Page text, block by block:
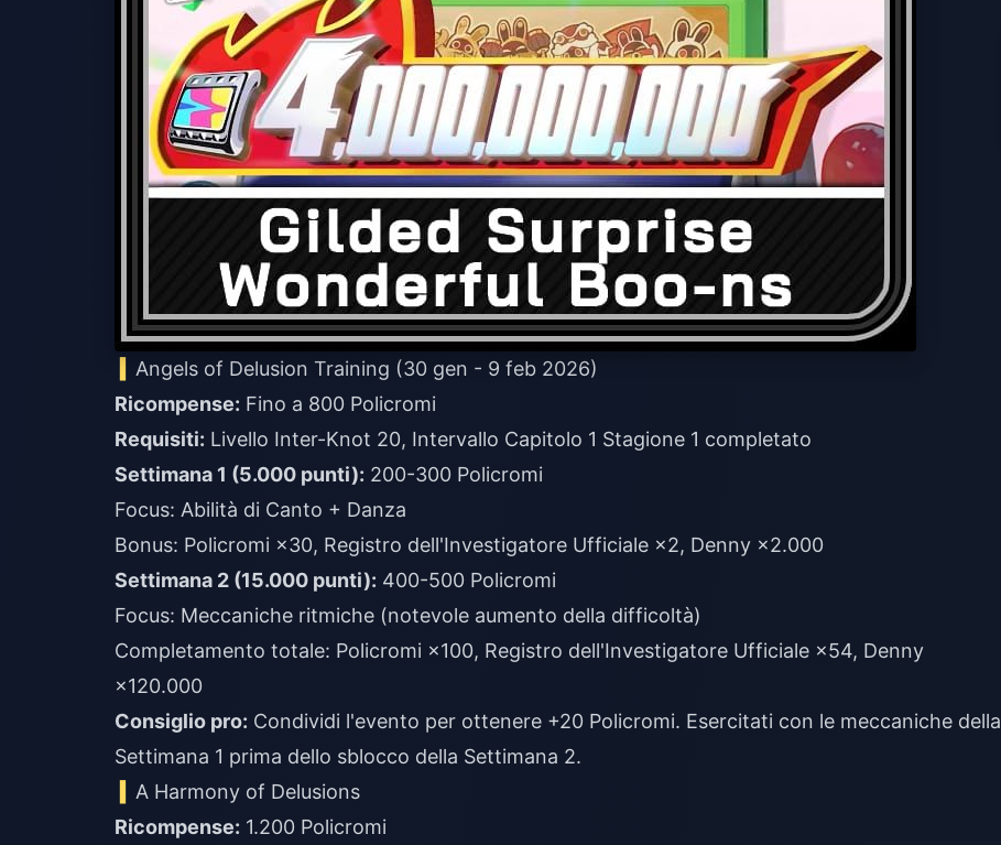
Angels of Delusion Training (30 gen - 9 feb 2026)
Ricompense: Fino a 800 Policromi
Requisiti: Livello Inter-Knot 20, Intervallo Capitolo 1 Stagione 1 completato
Settimana 1 (5.000 punti): 200-300 Policromi
Focus: Abilità di Canto + Danza
Bonus: Policromi ×30, Registro dell'Investigatore Ufficiale ×2, Denny ×2.000
Settimana 2 (15.000 punti): 400-500 Policromi
Focus: Meccaniche ritmiche (notevole aumento della difficoltà)
Completamento totale: Policromi ×100, Registro dell'Investigatore Ufficiale ×54, Denny
×120.000
Consiglio pro: Condividi l'evento per ottenere +20 Policromi. Esercitati con le meccaniche della
Settimana 1 prima dello sblocco della Settimana 2.
A Harmony of Delusions
Ricompense: 1.200 Policromi